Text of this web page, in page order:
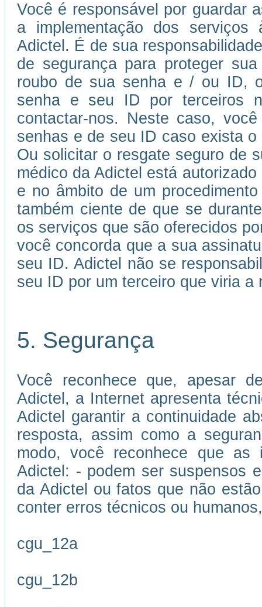
Você é responsável por guardar
a implementação dos
Adictel. É de sua
de segurança para proteger
roubo de sua senha e / ou ID,
senha e seu ID por terceiros
contactar-nos. Neste caso,
senhas e de seu ID caso exista
Ou solicitar o resgate seguro de
médico da Adictel está
e no âmbito de um
também ciente de que se
os serviços que são oferecidos
você concorda que a sua
seu ID. Adictel não se
seu ID por um terceiro que viria a
5. Segurança
Você reconhece que, apesar
Adictel, a Internet apresenta
Adictel garantir a continuidade
resposta, assim como a
modo, você reconhece que as
Adictel: - podem ser suspensos
da Adictel ou fatos que não
conter erros técnicos ou
cgu_12a
cgu_12b